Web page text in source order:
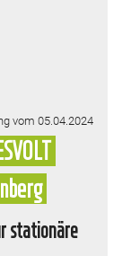
vom 05.04.2024
stationäre